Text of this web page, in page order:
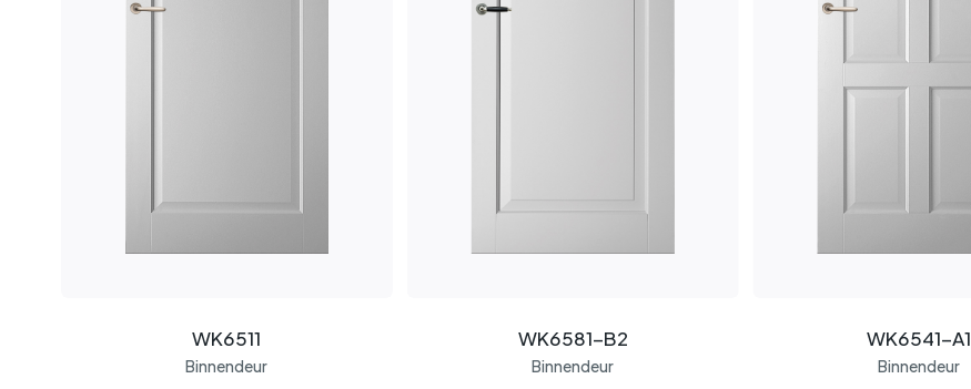
WK6511
Binnendeur
WK6581-B2
Binnendeur
WK6541-A1
Binnendeur